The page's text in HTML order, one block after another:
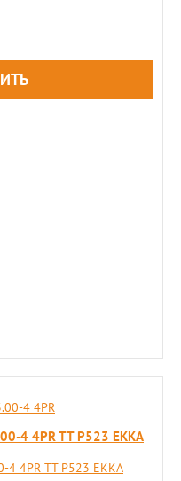
4 4PR TT P523 EKKA
4PR TT P523 EKKA